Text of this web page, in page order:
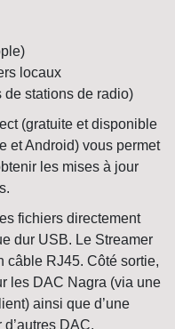
locaux
de stations de radio)
(gratuiteet disponible
et Android) vous permet
les mises à jour
fichiers directement
dur USB. Le Streamer
câble RJ45. Côté sortie,
les DAC Nagra (via une
ainsi que d’une
DAC.